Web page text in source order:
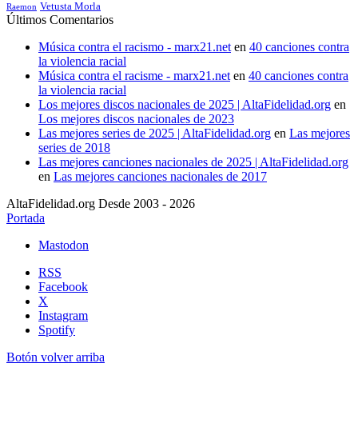
Raemon Vetusta Morla
Últimos Comentarios
Música contra el racismo - marx21.net en 40 canciones contra
la violencia racial
Música contra el racisme - marx21.net en 40 canciones contra
la violencia racial
Los mejores discos nacionales de 2025 | AltaFidelidad.org en
Los mejores discos nacionales de 2023
Las mejores series de 2025 | AltaFidelidad.org en Las mejores
series de 2018
Las mejores canciones nacionales de 2025 | AltaFidelidad.org
en Las mejores canciones nacionales de 2017
AltaFidelidad.org Desde 2003 - 2026
Portada
Mastodon
RSS
Facebook
X
Instagram
Spotify
Botón volver arriba